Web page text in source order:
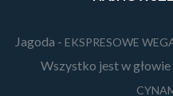
Jagoda - EKSPRESOWE
Wszystko jest w głowie